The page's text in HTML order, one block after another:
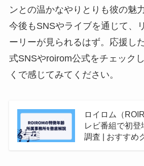
ンとの温かなやりとりも彼の魅力
今後もSNSやライブを通じて、
ーリーが見られるはず。応援し
式SNSやroirom公式をチェック
くで感じてみてください。
ロイロム（
レビ番組で初
調査 | おすすめ